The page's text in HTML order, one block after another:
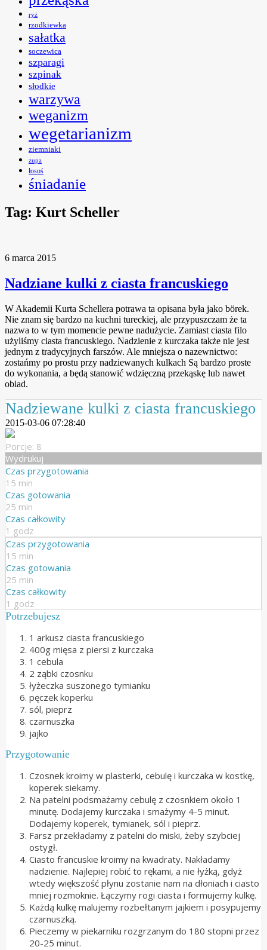
ryż
rzodkiewka
sałatka
soczewica
szparagi
szpinak
słodkie
warzywa
weganizm
wegetarianizm
ziemniaki
zupa
łosoś
śniadanie
Tag: Kurt Scheller
6 marca 2015
Nadziane kulki z ciasta francuskiego
W Akademii Kurta Schellera potrawa ta opisana była jako börek.
Nie znam się bardzo na kuchni tureckiej, ale przypuszczam że ta
nazwa to w tym momencie pewne nadużycie. Zamiast ciasta filo
użyliśmy ciasta francuskiego. Nadzienie z kurczaka także nie jest
jednym z tradycyjnych farszów. Ale mniejsza o nazewnictwo:
zostańmy po prostu przy nadziewanych kulkach Są bardzo proste
do wykonania, a będą stanowić wdzięczną przekąskę lub nawet
obiad.
Nadziewane kulki z ciasta francuskiego
2015-03-06 07:28:40
Porcje: 8
Wydrukuj
Czas przygotowania
15 min
Czas gotowania
25 min
Czas całkowity
1 godz
Czas przygotowania
15 min
Czas gotowania
25 min
Czas całkowity
1 godz
Potrzebujesz
1 arkusz ciasta francuskiego
400g mięsa z piersi z kurczaka
1 cebula
2 ząbki czosnku
łyżeczka suszonego tymianku
pęczek koperku
sól, pieprz
czarnuszka
jajko
Przygotowanie
Czosnek kroimy w plasterki, cebulę i kurczaka w kostkę,
koperek siekamy.
Na patelni podsmażamy cebulę z czosnkiem około 1
minutę. Dodajemy kurczaka i smażymy 4-5 minut.
Dodajemy koperek, tymianek, sól i pieprz.
Farsz przekładamy z patelni do miski, żeby szybciej
ostygł.
Ciasto francuskie kroimy na kwadraty. Nakładamy
nadzienie. Najlepiej robić to rękami, a nie łyżką, gdyż
wtedy większość płynu zostanie nam na dłoniach i ciasto
mniej rozmoknie. Łączymy rogi ciasta i formujemy kulkę.
Każdą kulkę malujemy rozbełtanym jajkiem i posypujemy
czarnuszką.
Pieczemy w piekarniku rozgrzanym do 180 stopni przez
20-25 minut.